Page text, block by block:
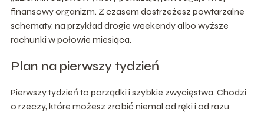
finansowy organizm. Z czasem dostrzeżesz powtarzalne
schematy, na przykład drogie weekendy albo wyższe
rachunki w połowie miesiąca.
Plan na pierwszy tydzień
Pierwszy tydzień to porządki i szybkie zwycięstwa. Chodzi
o rzeczy, które możesz zrobić niemal od ręki i od razu